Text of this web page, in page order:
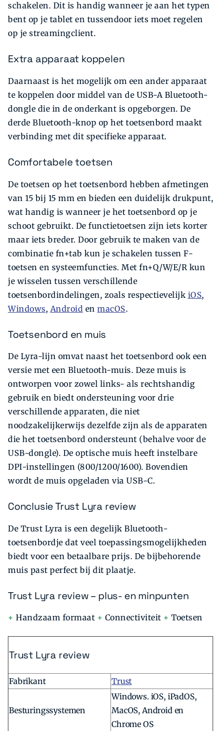
schakelen. Dit is handig wanneer je aan het typen
bent op je tablet en tussendoor iets moet regelen
op je streamingclient.
Extra apparaat koppelen
Daarnaast is het mogelijk om een ander apparaat
te koppelen door middel van de USB-A Bluetooth-
dongle die in de onderkant is opgeborgen. De
derde Bluetooth-knop op het toetsenbord maakt
verbinding met dit specifieke apparaat.
Comfortabele toetsen
De toetsen op het toetsenbord hebben afmetingen
van 15 bij 15 mm en bieden een duidelijk drukpunt,
wat handig is wanneer je het toetsenbord op je
schoot gebruikt. De functietoetsen zijn iets korter
maar iets breder. Door gebruik te maken van de
combinatie fn+tab kun je schakelen tussen F-
toetsen en systeemfuncties. Met fn+Q/W/E/R kun
je wisselen tussen verschillende
toetsenbordindelingen, zoals respectievelijk iOS,
Windows, Android en macOS.
Toetsenbord en muis
De Lyra-lijn omvat naast het toetsenbord ook een
versie met een Bluetooth-muis. Deze muis is
ontworpen voor zowel links- als rechtshandig
gebruik en biedt ondersteuning voor drie
verschillende apparaten, die niet
noodzakelijkerwijs dezelfde zijn als de apparaten
die het toetsenbord ondersteunt (behalve voor de
USB-dongle). De optische muis heeft instelbare
DPI-instellingen (800/1200/1600). Bovendien
wordt de muis opgeladen via USB-C.
Conclusie Trust Lyra review
De Trust Lyra is een degelijk Bluetooth-
toetsenbordje dat veel toepassingsmogelijkheden
biedt voor een betaalbare prijs. De bijbehorende
muis past perfect bij dit plaatje.
Trust Lyra review – plus- en minpunten
+ Handzaam formaat + Connectiviteit + Toetsen
Trust Lyra review
Fabrikant Trust
Besturingssystemen
Windows. iOS, iPadOS,
MacOS, Android en
Chrome OS